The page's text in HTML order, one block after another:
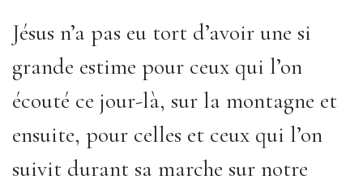
Jésus n’a pas eu tort d’avoir une si
grande estime pour ceux qui l’on
écouté ce jour-là, sur la montagne et
ensuite, pour celles et ceux qui l’on
suivit durant sa marche sur notre